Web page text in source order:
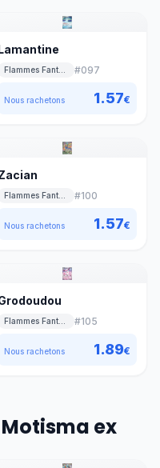
#097
Nous rachetons 1.57€
#100
Nous rachetons 1.57€
#105
Nous rachetons 1.89€
ex